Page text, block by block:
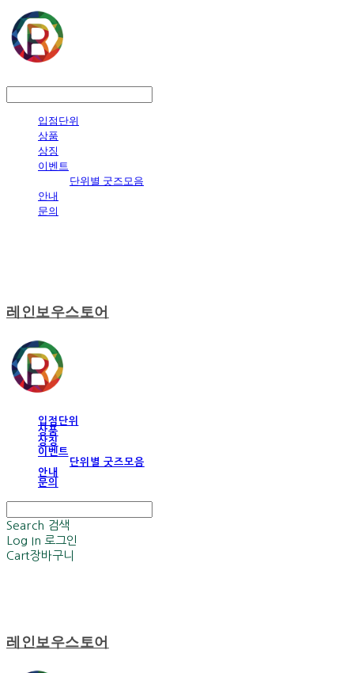
입점단위
상품
상징
이벤트
단위별 굿즈모음
안내
문의
레인보우스토어
입점단위
상품
상징
이벤트
단위별 굿즈모음
안내
문의
Search 검색
Log In 로그인
Cart장바구니
레인보우스토어